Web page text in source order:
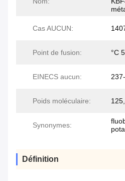
Cas AUCUN:
Point de fusion: °C
EINECS aucun:
Poids moléculaire:
Synonymes:
Définition